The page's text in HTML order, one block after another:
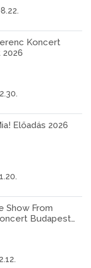
Koncert
Előadás 2026
Show From
Budapest